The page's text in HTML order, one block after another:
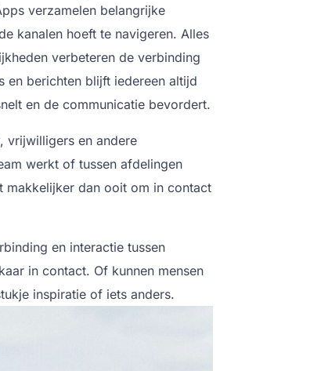
verzamelen belangrijke
kanalen hoeft te navigeren. Alles
verbeteren de verbinding
en berichten blijft iedereen altijd
en de communicatie bevordert.
vrijwilligers en andere
werkt of tussen afdelingen
makkelijker dan ooit om in contact
en interactie tussen
in contact. Of kunnen mensen
inspiratie of iets anders.